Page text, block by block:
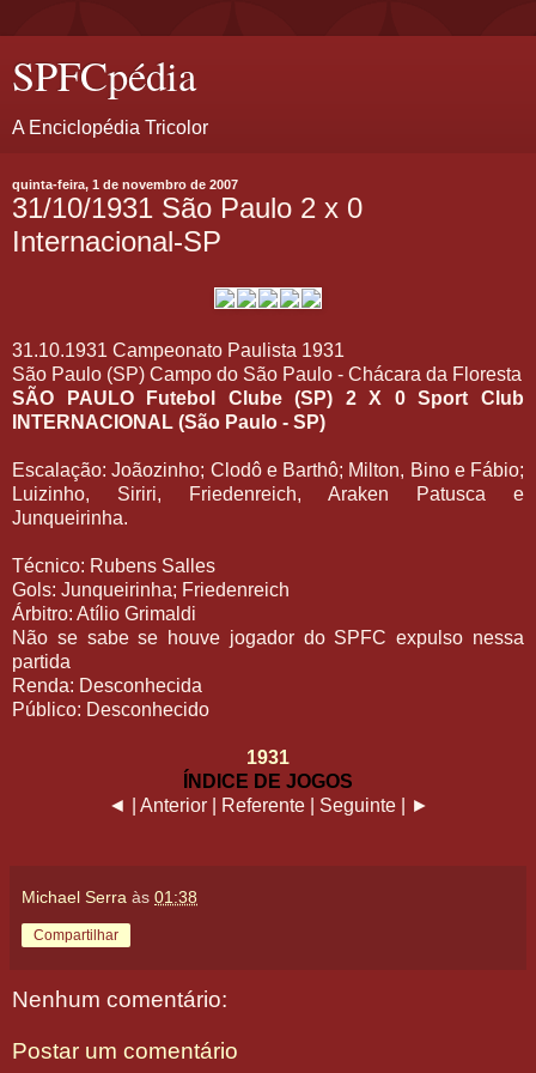
SPFCpédia
A Enciclopédia Tricolor
quinta-feira, 1 de novembro de 2007
31/10/1931 São Paulo 2 x 0
Internacional-SP
31.10.1931 Campeonato Paulista 1931
São Paulo (SP) Campo do São Paulo - Chácara da Floresta
SÃO PAULO Futebol Clube (SP) 2 X 0 Sport Club
INTERNACIONAL (São Paulo - SP)
Escalação: Joãozinho; Clodô e Barthô; Milton, Bino e Fábio;
Luizinho, Siriri, Friedenreich, Araken Patusca e
Junqueirinha.
Técnico: Rubens Salles
Gols: Junqueirinha; Friedenreich
Árbitro: Atílio Grimaldi
Não se sabe se houve jogador do SPFC expulso nessa
partida
Renda: Desconhecida
Público: Desconhecido
1931
ÍNDICE DE JOGOS
◄ | Anterior | Referente | Seguinte | ►
Michael Serra às 01:38
Compartilhar
Nenhum comentário:
Postar um comentário